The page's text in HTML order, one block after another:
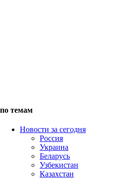
по темам
Новости за сегодня
Россия
Украина
Беларусь
Узбекистан
Казахстан